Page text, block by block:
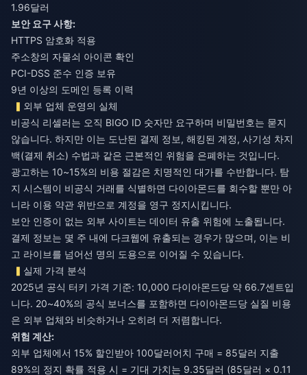
1.96달러
보안 요구 사항:
HTTPS 암호화 적용
주소창의 자물쇠 아이콘 확인
PCI-DSS 준수 인증 보유
9년 이상의 도메인 등록 이력
외부 업체 운영의 실체
비공식 리셀러는 오직 BIGO ID 숫자만 요구하며 비밀번호는 묻지
않습니다. 하지만 이는 도난된 결제 정보, 해킹된 계정, 사기성 차지
백(결제 취소) 수법과 같은 근본적인 위험을 은폐하는 것입니다.
광고하는 10~15%의 비용 절감은 치명적인 대가를 수반합니다. 탐
지 시스템이 비공식 거래를 식별하면 다이아몬드를 회수할 뿐만 아
니라 이용 약관 위반으로 계정을 영구 정지시킵니다.
보안 인증이 없는 외부 사이트는 데이터 유출 위험에 노출됩니다.
결제 정보는 몇 주 내에 다크웹에 유출되는 경우가 많으며, 이는 비
고 라이브를 넘어선 명의 도용으로 이어질 수 있습니다.
실제 가격 분석
2025년 공식 터키 가격 기준: 10,000 다이아몬드당 약 66.7센트입
니다. 20~40%의 공식 보너스를 포함하면 다이아몬드당 실질 비용
은 외부 업체와 비슷하거나 오히려 더 저렴합니다.
위험 계산:
외부 업체에서 15% 할인받아 100달러어치 구매 = 85달러 지출
89%의 정지 확률 적용 시 = 기대 가치는 9.35달러 (85달러 × 0.11